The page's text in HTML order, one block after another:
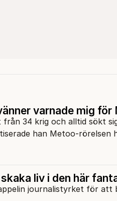
varnade mig
34 krig och alltid sökt
han Metoo-rörelsen
liv i den här
journalistyrket för att